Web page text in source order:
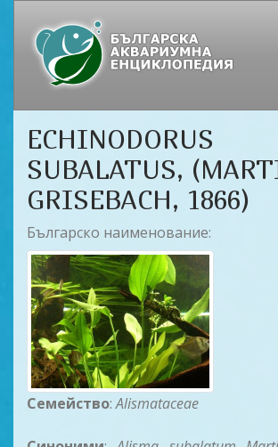
ECHINODORUS
SUBALATUS,
GRISEBACH, 1866)
Българско наименование:
Семейство:Alismataceae